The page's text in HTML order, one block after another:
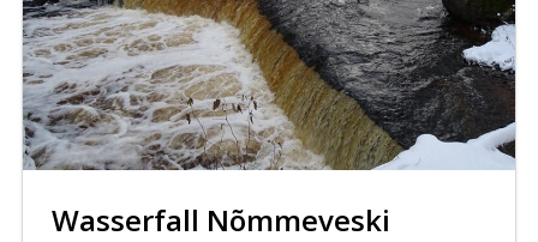
Wasserfall Nõmmeveski